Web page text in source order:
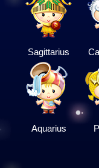
Sagittarius
Aquarius